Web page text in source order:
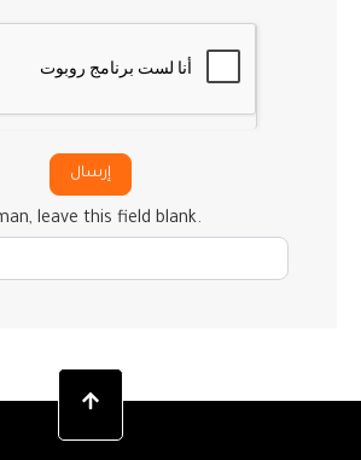
إرسال
leave this field blank.